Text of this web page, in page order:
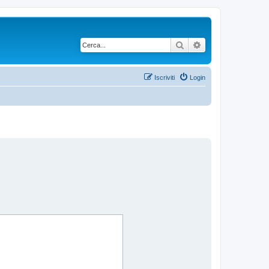
Cerca
Login
Iscriviti